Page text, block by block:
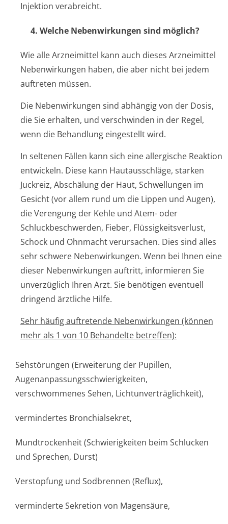
Injektion verabreicht.
4. Welche Nebenwirkungen sind möglich?
Wie alle Arzneimittel kann auch dieses Arzneimittel
Nebenwirkungen haben, die aber nicht bei jedem
auftreten müssen.
Die Nebenwirkungen sind abhängig von der Dosis,
die Sie erhalten, und verschwinden in der Regel,
wenn die Behandlung eingestellt wird.
In seltenen Fällen kann sich eine allergische Reaktion
entwickeln. Diese kann Hautausschläge, starken
Juckreiz, Abschälung der Haut, Schwellungen im
Gesicht (vor allem rund um die Lippen und Augen),
die Verengung der Kehle und Atem- oder
Schluckbeschwerden, Fieber, Flüssigkeitsver­lust,
Schock und Ohnmacht verursachen. Dies sind alles
sehr schwere Nebenwirkungen. Wenn bei Ihnen eine
dieser Nebenwirkungen auftritt, informieren Sie
unverzüglich Ihren Arzt. Sie benötigen eventuell
dringend ärztliche Hilfe.
Sehr häufig auftretende Nebenwirkungen (können
mehr als 1 von 10 Behandelte betreffen):
Sehstörungen (Erweiterung der Pupillen,
Augenanpassun­gsschwierigke­iten,
verschwommenes Sehen, Lichtunverträglichke­it),
vermindertes Bronchialsekret,
Mundtrockenheit (Schwierigkeiten beim Schlucken
und Sprechen, Durst)
Verstopfung und Sodbrennen (Reflux),
verminderte Sekretion von Magensäure,